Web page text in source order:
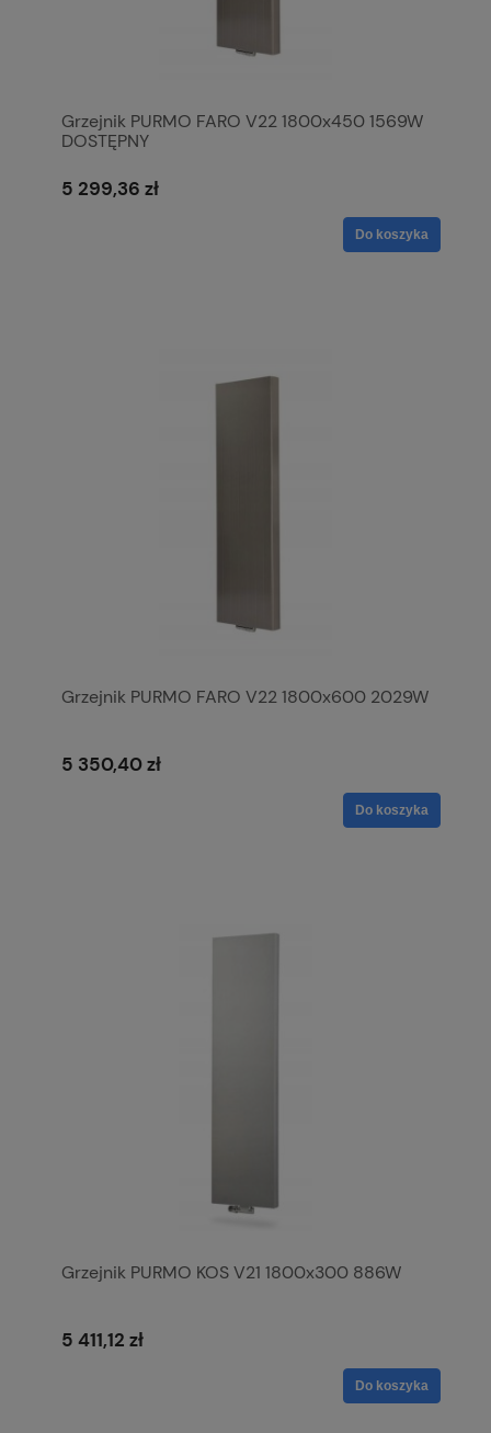
Grzejnik PURMO FARO V22 1800x450 1569W
DOSTĘPNY
5 299,36 zł
Do koszyka
Grzejnik PURMO FARO V22 1800x600 2029W
5 350,40 zł
Do koszyka
Grzejnik PURMO KOS V21 1800x300 886W
5 411,12 zł
Do koszyka